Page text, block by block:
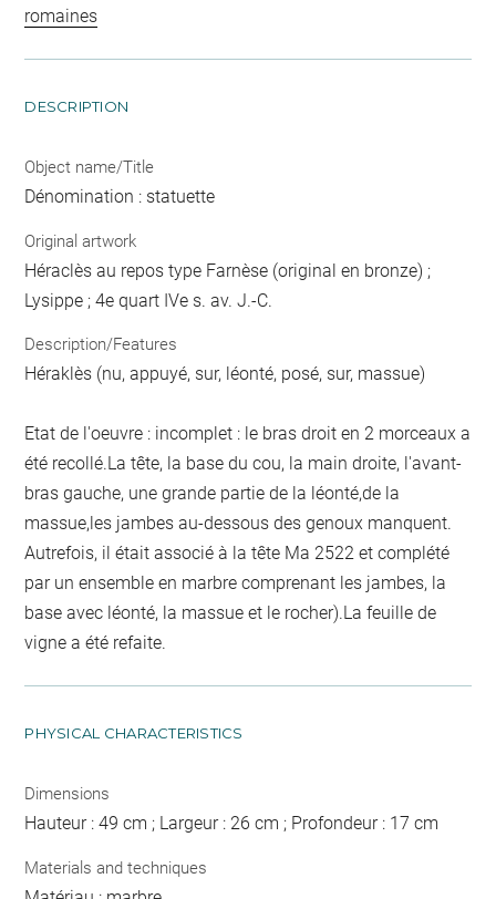
romaines
DESCRIPTION
Object name/Title
Dénomination : statuette
Original artwork
Héraclès au repos type Farnèse (original en bronze) ;
Lysippe ; 4e quart IVe s. av. J.-C.
Description/Features
Héraklès (nu, appuyé, sur, léonté, posé, sur, massue)
Etat de l'oeuvre : incomplet : le bras droit en 2 morceaux a
été recollé.La tête, la base du cou, la main droite, l'avant-
bras gauche, une grande partie de la léonté,de la
massue,les jambes au-dessous des genoux manquent.
Autrefois, il était associé à la tête Ma 2522 et complété
par un ensemble en marbre comprenant les jambes, la
base avec léonté, la massue et le rocher).La feuille de
vigne a été refaite.
PHYSICAL CHARACTERISTICS
Dimensions
Hauteur : 49 cm ; Largeur : 26 cm ; Profondeur : 17 cm
Materials and techniques